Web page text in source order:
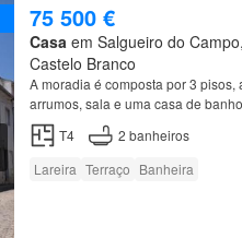
75 500 €
Casaem Salgueiro do
Castelo Branco
A moradia é composta por 3 pisos,
arrumos, sala e uma casa de
com lareira, sala, dois quartos e
T4 2 banheiros
Lareira Terraço Banheira